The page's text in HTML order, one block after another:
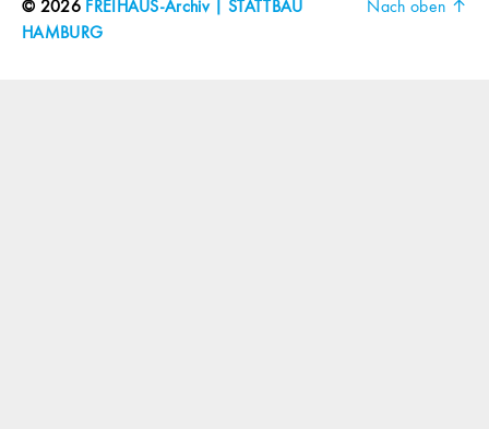
© 2026 FREIHAUS-Archiv | STATTBAU
HAMBURG
Nach oben ↑